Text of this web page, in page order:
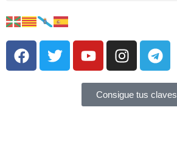
Consigue tus claves